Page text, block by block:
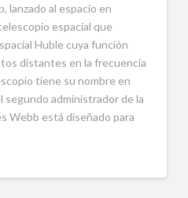
lanzado al espacio en
espacial que
Huble cuya función
distantes en la frecuencia
tiene su nombre en
segundo administrador de la
Webb está diseñado para